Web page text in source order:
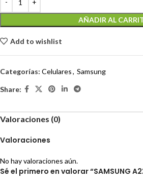
AÑADIR AL
Add to wishlist
Categorías: Celulares, Samsung
Share:
Valoraciones (0)
Valoraciones
No hay valoraciones aún.
Sé el primero en valorar “SAMSUNG